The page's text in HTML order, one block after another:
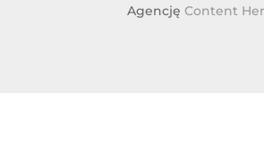
AgencjęContent